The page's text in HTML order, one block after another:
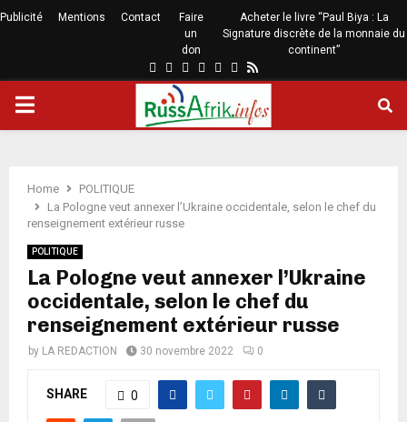
Publicité Mentions Contact
Faire
un
don
Acheter le livre “Paul Biya : La
Signature discrète de la monnaie du
continent”
Home
POLITIQUE
La Pologne veut annexer l’Ukraine occidentale, selon le chef du
renseignement extérieur russe
POLITIQUE
La Pologne veut annexer l’Ukraine
occidentale, selon le chef du
renseignement extérieur russe
by LA REDACTION 30 novembre 2022 0
SHARE 0